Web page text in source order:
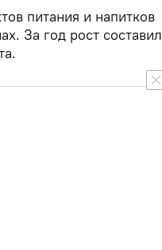
питания и напитков
За год рост составил